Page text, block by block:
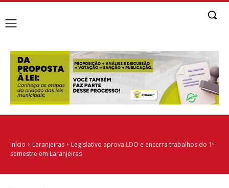
Início Laranjeiras
Legislativo aprova LDO e encerra trabalhos do 1º
semestre em Laranjeiras